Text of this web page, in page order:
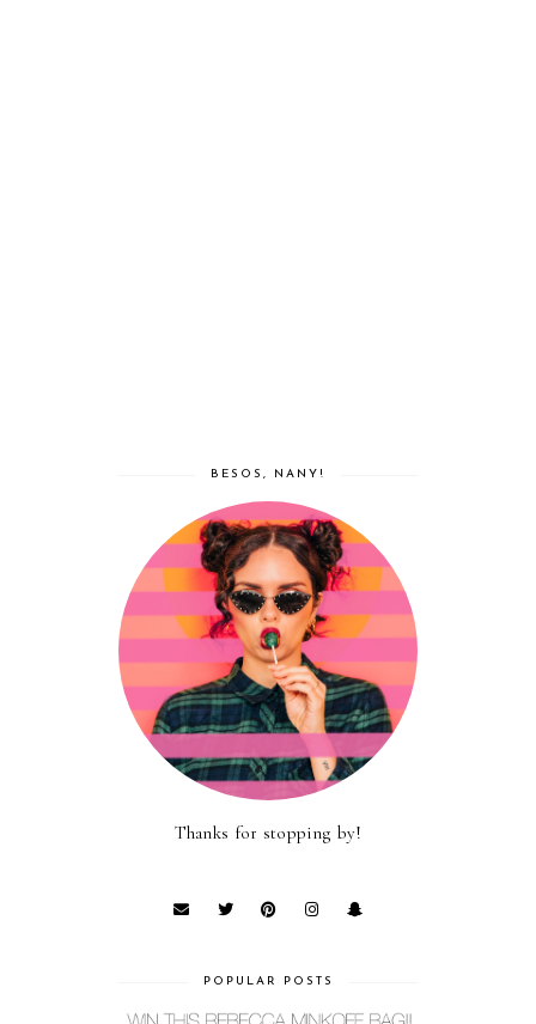
BESOS, NANY!
Thanks for stopping by!
POPULAR POSTS